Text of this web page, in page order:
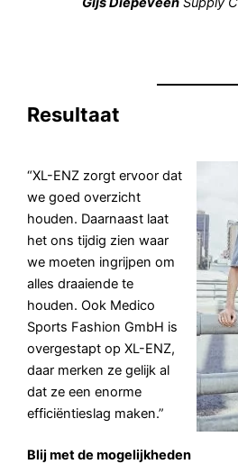
Resultaat
“XL-ENZ zorgt ervoor dat
we goed overzicht
houden. Daarnaast laat
het ons tijdig zien waar
we moeten ingrijpen om
alles draaiende te
houden. Ook Medico
Sports Fashion GmbH is
overgestapt op XL-ENZ,
daar merken ze gelijk al
dat ze een enorme
efficiëntieslag maken.”
Blij met de mogelijkheden